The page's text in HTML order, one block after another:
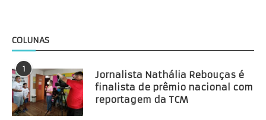
COLUNAS
1
Jornalista Nathália Rebouças é
finalista de prêmio nacional com
reportagem da TCM